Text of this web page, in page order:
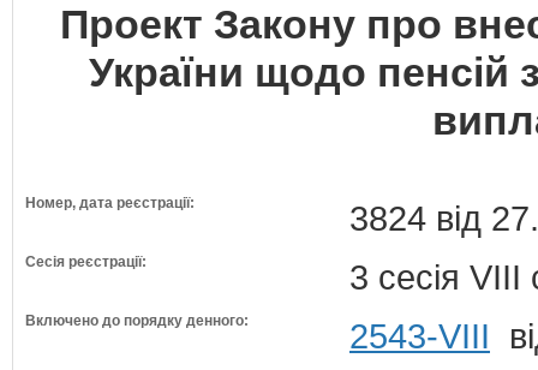
Проект Закону про
України щодо пенсій
Номер, дата реєстрації: 3824 від
Сесія реєстрації: 3 сесія VIII
Включено до порядку денного: 2543-VIII